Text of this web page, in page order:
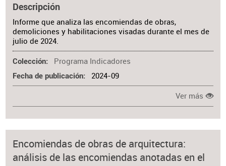
Descripción
Informe que analiza las encomiendas de obras,
demoliciones y habilitaciones visadas durante el mes de
julio de 2024.
Colección Programa Indicadores
Fecha de publicación 2024-09
Ver más
Encomiendas de obras de arquitectura:
análisis de las encomiendas anotadas en el